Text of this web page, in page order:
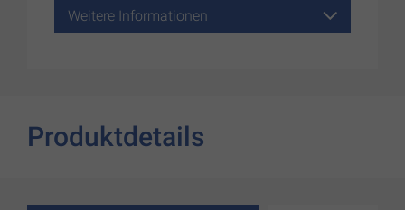
Weitere Informationen
Produktdetails